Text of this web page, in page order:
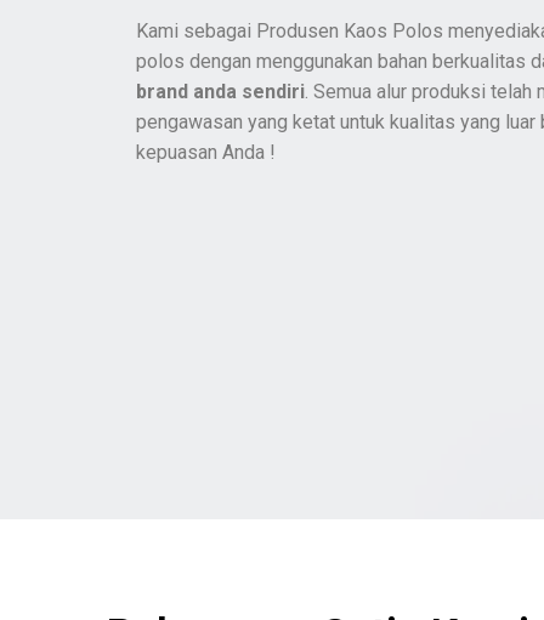
Kami sebagai Produsen Kaos Polos
polos dengan menggunakan bahan berkualitas
brand anda sendiri. Semua alur produksi telah
pengawasan yang ketat untuk kualitas yang
kepuasan Anda !